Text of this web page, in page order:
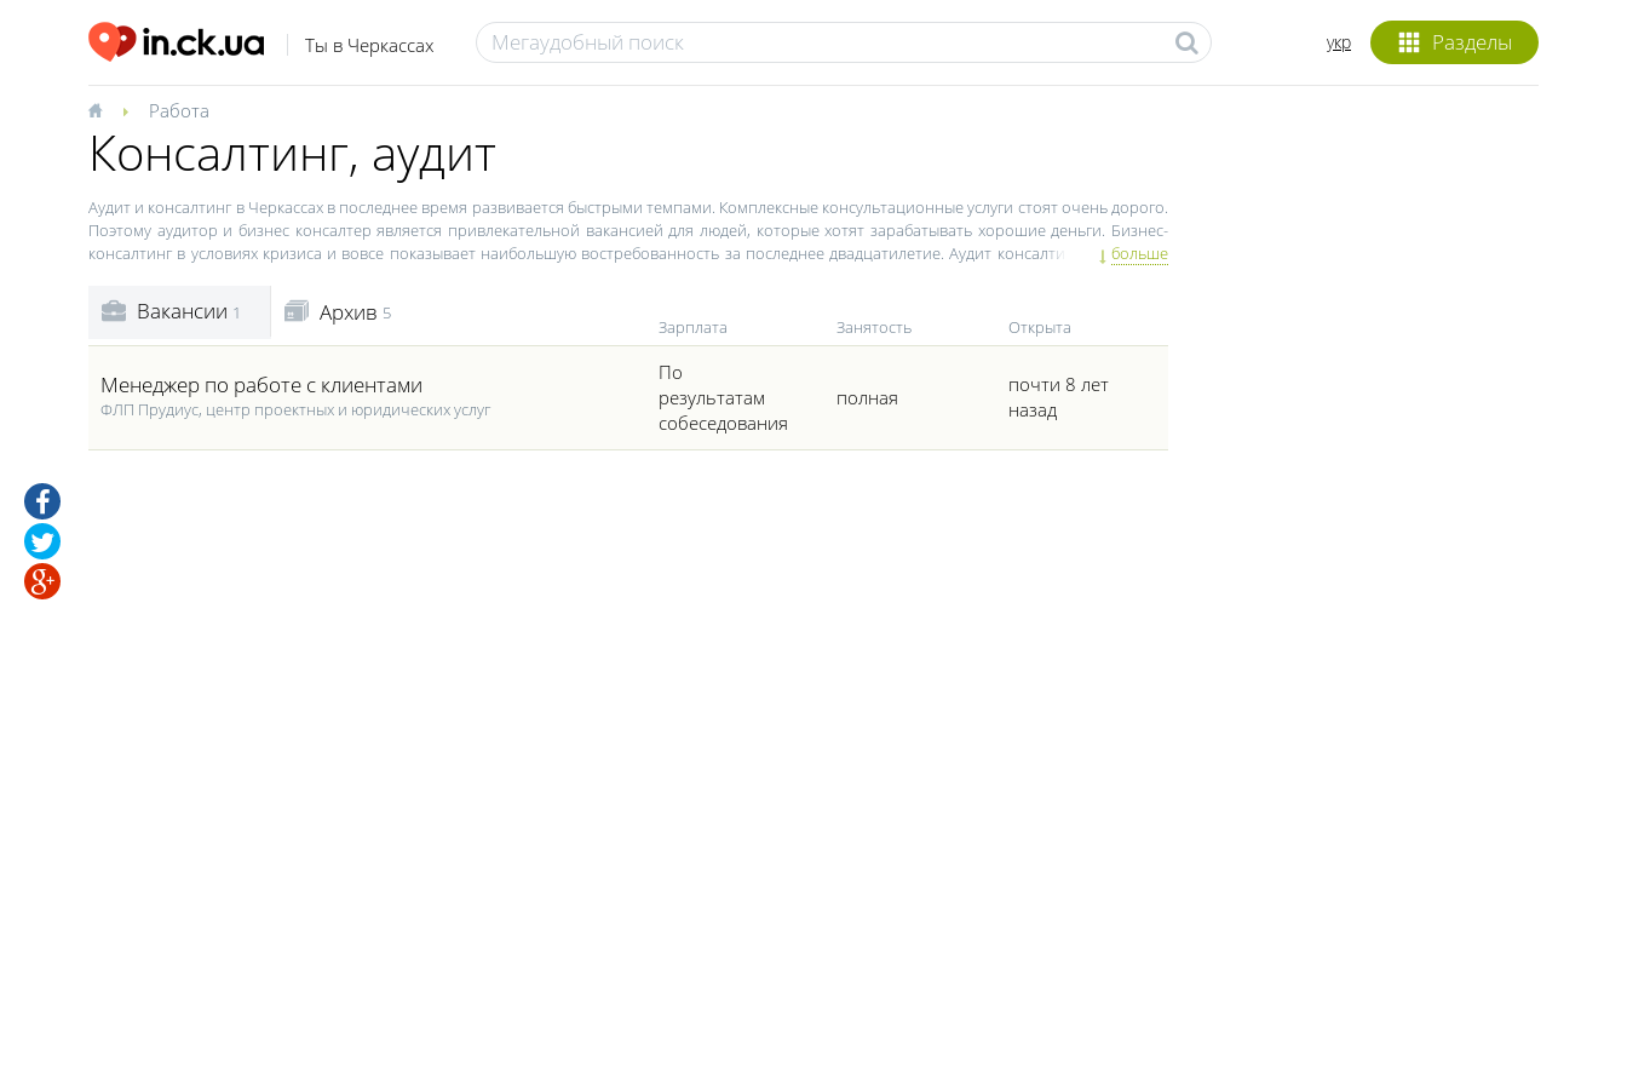
Ты в Черкассах Разделы
укр
Работа
Консалтинг, аудит
Аудит и консалтинг в Черкассах в последнее время развивается быстрыми темпами. Комплексные консультационные услуги стоят очень дорого.
Поэтому аудитор и бизнес консалтер является привлекательной вакансией для людей, которые хотят зарабатывать хорошие деньги. Бизнес-
консалтинг в условиях кризиса и вовсе показывает наибольшую востребованность за последнее двадцатилетие. Аудит консалтинг пользуется
заработок, но и множество полезных контактов. Вакансии по аудиту и консалтингу в Черкассах вы можете найти на нашем сайте.
больше
Вакансии 1 Архив 5
Зарплата Занятость Открыта
Менеджер по работе с клиентами
ФЛП Прудиус, центр проектных и юридических услуг
По
результатам
собеседования
полная
почти 8 лет
назад